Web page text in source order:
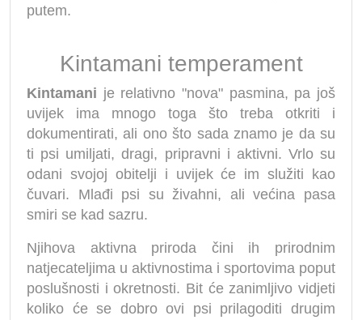
putem.
Kintamani temperament
Kintamani je relativno "nova" pasmina, pa još
uvijek ima mnogo toga što treba otkriti i
dokumentirati, ali ono što sada znamo je da su
ti psi umiljati, dragi, pripravni i aktivni. Vrlo su
odani svojoj obitelji i uvijek će im služiti kao
čuvari. Mlađi psi su živahni, ali većina pasa
smiri se kad sazru.
Njihova aktivna priroda čini ih prirodnim
natjecateljima u aktivnostima i sportovima poput
poslušnosti i okretnosti. Bit će zanimljivo vidjeti
koliko će se dobro ovi psi prilagoditi drugim